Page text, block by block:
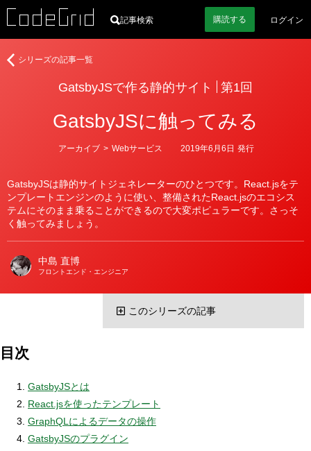
記事検索 購読する ログイン
GatsbyJSで作る静的サイト 第1回
GatsbyJSに触ってみる
GatsbyJSは静的サイトジェネレーターのひとつです。React.jsをテ
ンプレートエンジンのように使い、整備されたReact.jsのエコシス
テムにそのまま乗ることができるので大変ポピュラーです。さっそ
く触ってみましょう。
カ
ー
アーカイブ > Webサービス 2019年6月6日 発行
者
中島 直博
フロントエンド・エンジニア
GatsbyJS
シリーズの記事一覧
このシリーズの記事
目次
GatsbyJSとは
React.jsを使ったテンプレート
GraphQLによるデータの操作
GatsbyJSのプラグイン